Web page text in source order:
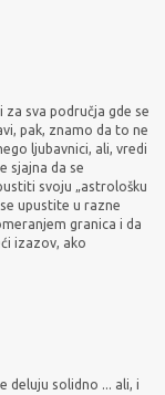
za sva područja gde se
pak, znamo da to ne
ljubavnici, ali, vredi
sjajna da se
svoju „astrološku
upustite u razne
granica i da
izazov, ako
deluju solidno ... ali, i